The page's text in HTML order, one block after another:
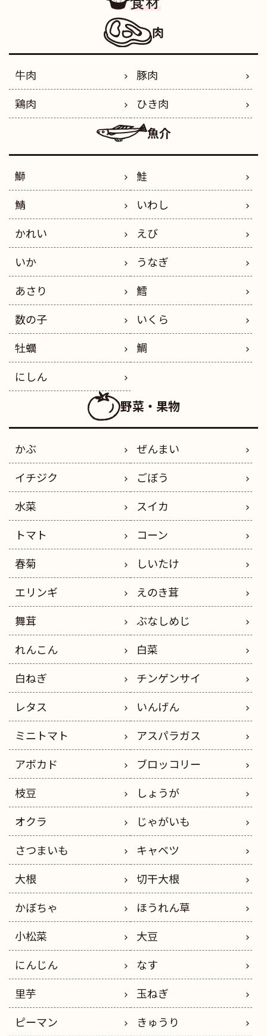
肉
牛肉
豚肉
鶏肉
ひき肉
魚介
鰤
鮭
鯖
いわし
かれい
えび
いか
うなぎ
あさり
鱈
数の子
いくら
牡蠣
鯛
にしん
野菜・果物
かぶ
ぜんまい
イチジク
ごぼう
水菜
スイカ
トマト
コーン
春菊
しいたけ
エリンギ
えのき茸
舞茸
ぶなしめじ
れんこん
白菜
白ねぎ
チンゲンサイ
レタス
いんげん
ミニトマト
アスパラガス
アボカド
ブロッコリー
枝豆
しょうが
オクラ
じゃがいも
さつまいも
キャベツ
大根
切干大根
かぼちゃ
ほうれん草
小松菜
大豆
にんじん
なす
里芋
玉ねぎ
ピーマン
きゅうり